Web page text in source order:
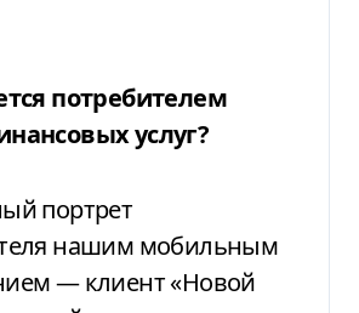
потребителем
услуг?
портрет
нашим мобильным
— клиент «Новой